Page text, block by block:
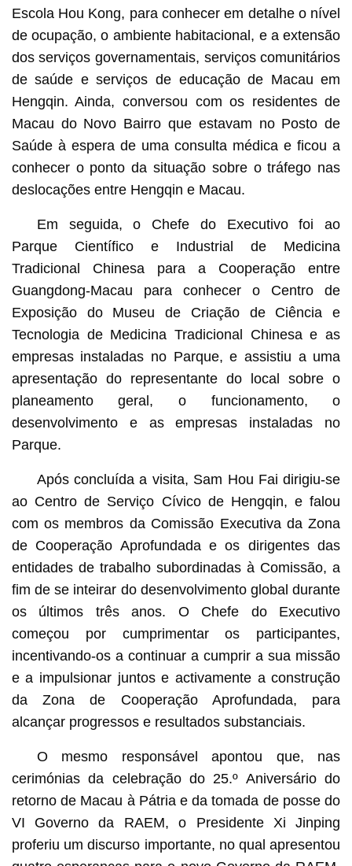
Escola Hou Kong, para conhecer em detalhe o nível
de ocupação, o ambiente habitacional, e a extensão
dos serviços governamentais, serviços comunitários
de saúde e serviços de educação de Macau em
Hengqin. Ainda, conversou com os residentes de
Macau do Novo Bairro que estavam no Posto de
Saúde à espera de uma consulta médica e ficou a
conhecer o ponto da situação sobre o tráfego nas
deslocações entre Hengqin e Macau.
Em seguida, o Chefe do Executivo foi ao
Parque Científico e Industrial de Medicina
Tradicional Chinesa para a Cooperação entre
Guangdong-Macau para conhecer o Centro de
Exposição do Museu de Criação de Ciência e
Tecnologia de Medicina Tradicional Chinesa e as
empresas instaladas no Parque, e assistiu a uma
apresentação do representante do local sobre o
planeamento geral, o funcionamento, o
desenvolvimento e as empresas instaladas no
Parque.
Após concluída a visita, Sam Hou Fai dirigiu-se
ao Centro de Serviço Cívico de Hengqin, e falou
com os membros da Comissão Executiva da Zona
de Cooperação Aprofundada e os dirigentes das
entidades de trabalho subordinadas à Comissão, a
fim de se inteirar do desenvolvimento global durante
os últimos três anos. O Chefe do Executivo
começou por cumprimentar os participantes,
incentivando-os a continuar a cumprir a sua missão
e a impulsionar juntos e activamente a construção
da Zona de Cooperação Aprofundada, para
alcançar progressos e resultados substanciais.
O mesmo responsável apontou que, nas
cerimónias da celebração do 25.º Aniversário do
retorno de Macau à Pátria e da tomada de posse do
VI Governo da RAEM, o Presidente Xi Jinping
proferiu um discurso importante, no qual apresentou